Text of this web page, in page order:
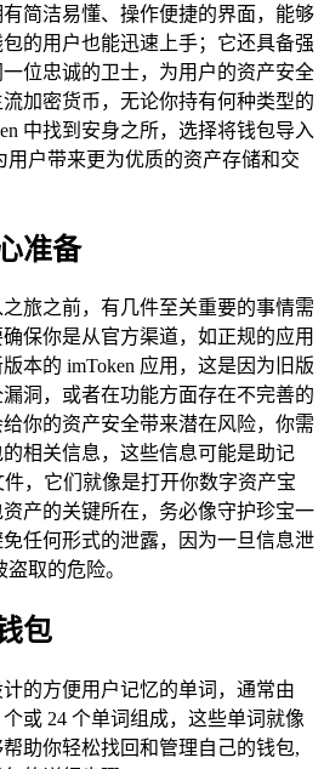
简洁易懂、操作便捷的界面，能够
的用户也能迅速上手；它还具备强
位忠诚的卫士，为用户的资产安全
加密货币，无论你持有何种类型的
中找到安身之所，选择将钱包导入
用户带来更为优质的资产存储和交
准备
旅之前，有几件至关重要的事情需
保你是从官方渠道，如正规的应用
本的 imToken 应用，这是因为旧版
洞，或者在功能方面存在不完善的
你的资产安全带来潜在风险，你需
相关信息，这些信息可能是助记
件，它们就像是打开你数字资产宝
产的关键所在，务必像守护珍宝一
任何形式的泄露，因为一旦信息泄
取的危险。
包
的方便用户记忆的单词，通常由
个或 24 个单词组成，这些单词就像
助你轻松找回和管理自己的钱包,